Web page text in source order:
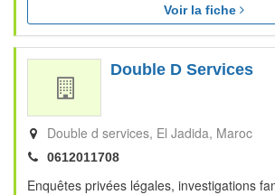
Voir la fiche
Double D Services
Double d services El Jadida Maroc
0612011708
Enquêtes privées légales, investigations